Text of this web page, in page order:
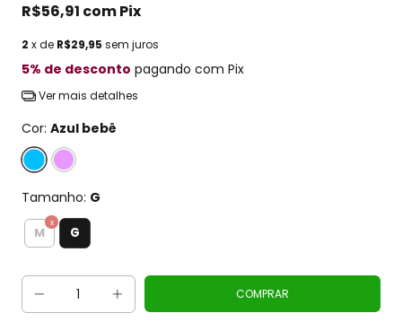
R$56,91 comPix
2 x de R$29,95 sem juros
5% de desconto pagando com Pix
Ver mais detalhes
Cor: Azul bebê
Tamanho: G
M G